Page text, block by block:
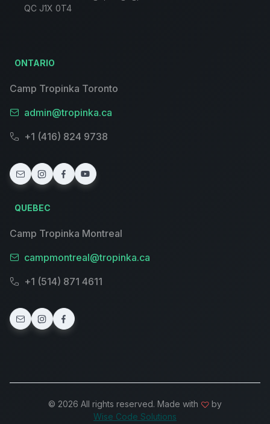
QC J1X 0T4
ONTARIO
Camp Tropinka Toronto
admin@tropinka.ca
+1 (416) 824 9738
QUEBEC
Camp Tropinka Montreal
campmontreal@tropinka.ca
+1 (514) 871 4611
© 2026 All rights reserved. Made with
by
Wise Code Solutions